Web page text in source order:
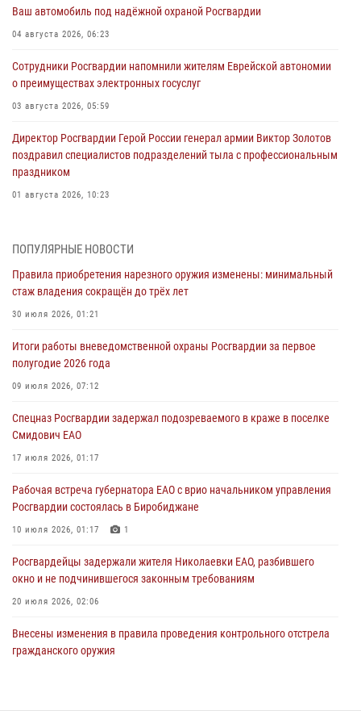
Ваш автомобиль под надёжной охраной Росгвардии
04 августа 2026, 06:23
Сотрудники Росгвардии напомнили жителям Еврейской автономии
о преимуществах электронных госуслуг
03 августа 2026, 05:59
Директор Росгвардии Герой России генерал армии Виктор Золотов
поздравил специалистов подразделений тыла с профессиональным
праздником
01 августа 2026, 10:23
Российской Федерации
В Росгвардии вспоминают российских воинов, погибших в Первой
мировой войне 1914-1918 годов
Внесены изменения в правила проведения контрольного отстрела
гражданского оружия
Правила приобретения нарезного оружия изменены: минимальный
стаж владения сокращён до трёх лет
ПОПУЛЯРНЫЕ НОВОСТИ
Правила приобретения нарезного оружия изменены: минимальный
стаж владения сокращён до трёх лет
30 июля 2026, 01:21
Итоги работы вневедомственной охраны Росгвардии за первое
полугодие 2026 года
09 июля 2026, 07:12
Спецназ Росгвардии задержал подозреваемого в краже в поселке
Смидович ЕАО
17 июля 2026, 01:17
Рабочая встреча губернатора ЕАО с врио начальником управления
Росгвардии состоялась в Биробиджане
10 июля 2026, 01:17 1
Росгвардейцы задержали жителя Николаевки ЕАО, разбившего
окно и не подчинившегося законным требованиям
20 июля 2026, 02:06
Внесены изменения в правила проведения контрольного отстрела
гражданского оружия